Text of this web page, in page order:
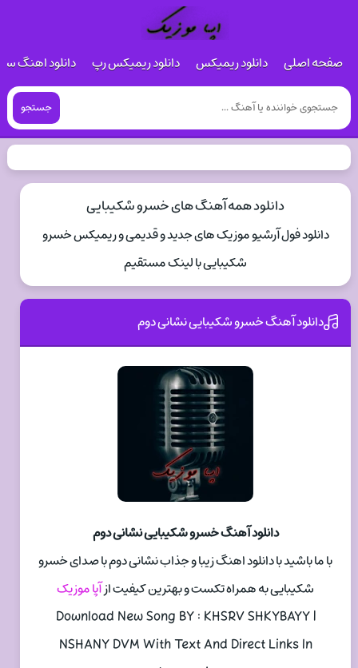
صفحه اصلی دانلود ریمیکس دانلود ریمیکس رپ دانلود اهنگ
جستجو
دانلود همه آهنگ های خسرو شکیبایی
دانلود فول آرشیو موزیک های جدید و قدیمی و ریمیکس خسرو
شکیبایی با لینک مستقیم
دانلود آهنگ خسرو شکیبایی نشانی دوم
دانلود آهنگ خسرو شکیبایی نشانی دوم
با ما باشید با دانلود اهنگ زیبا و جذاب نشانی دوم با صدای خسرو
شکیبایی به همراه تکست و بهترین کیفیت ازآپا موزیک
Download New Song BY : KHSRV SHKYBAYY |
NSHANY DVM With Text And Direct Links In